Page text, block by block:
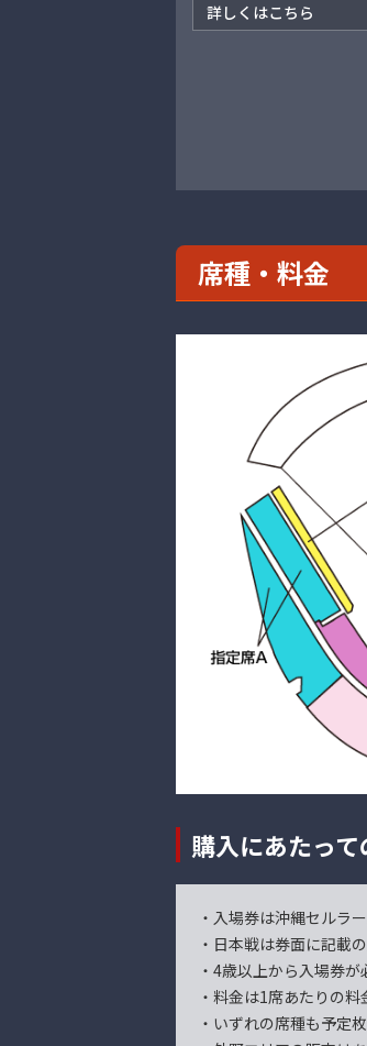
詳しくはこちら
席種・料金
購入にあたっ
・入場券は沖縄セルラ
・日本戦は券面に記載
・4歳以上から入場券
・料金は1席あたりの料
・いずれの席種も予定